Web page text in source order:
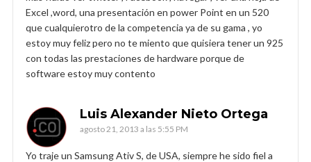
Excel ,word, una presentación en power Point en un 520
que cualquierotro de la competencia ya de su gama , yo
estoy muy feliz pero no te miento que quisiera tener un 925
con todas las prestaciones de hardware porque de
software estoy muy contento
Luis Alexander Nieto Ortega
agosto 21, 2013 a las 5:55 PM
Yo traje un Samsung Ativ S, de USA, siempre he sido fiel a